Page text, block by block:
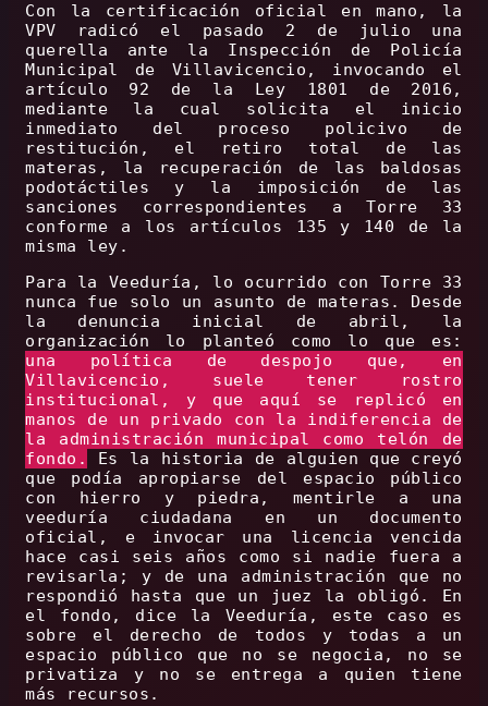
Con la certificación oficial en mano, la
VPV radicó el pasado 2 de julio una
querella ante la Inspección de Policía
Municipal de Villavicencio, invocando el
artículo 92 de la Ley 1801 de 2016,
mediante la cual solicita el inicio
inmediato del proceso policivo de
restitución, el retiro total de las
materas, la recuperación de las baldosas
podotáctiles y la imposición de las
sanciones correspondientes a Torre 33
conforme a los artículos 135 y 140 de la
misma ley.
Para la Veeduría, lo ocurrido con Torre 33
nunca fue solo un asunto de materas. Desde
la denuncia inicial de abril, la
organización lo planteó como lo que es:
una política de despojo que, en
Villavicencio, suele tener rostro
institucional, y que aquí se replicó en
manos de un privado con la indiferencia de
la administración municipal como telón de
fondo.
Es la historia de alguien que creyó
que podía apropiarse del espacio público
con hierro y piedra, mentirle a una
veeduría ciudadana en un documento
oficial, e invocar una licencia vencida
hace casi seis años como si nadie fuera a
revisarla; y de una administración que no
respondió hasta que un juez la obligó. En
el fondo, dice la Veeduría, este caso es
sobre el derecho de todos y todas a un
espacio público que no se negocia, no se
privatiza y no se entrega a quien tiene
más recursos.